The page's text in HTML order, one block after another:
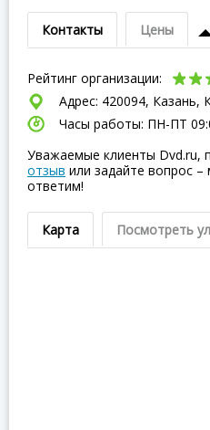
Контакты Цены
Рейтинг организации:
Адрес: 420094, Казань,
Часы работы: ПН-ПТ
Уважаемые клиенты Dvd.ru,
отзыв или задайте вопрос
ответим!
Карта Посмотреть